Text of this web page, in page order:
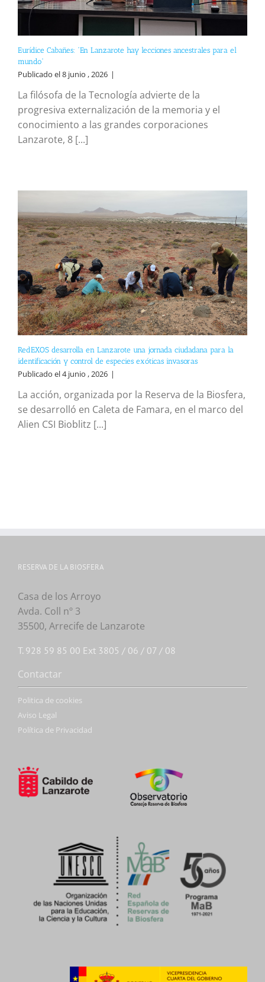
Eurídice Cabañes: “En Lanzarote hay lecciones ancestrales para el
mundo”
Publicado el 8 junio , 2026 |
La filósofa de la Tecnología advierte de la
progresiva externalización de la memoria y el
conocimiento a las grandes corporaciones
Lanzarote, 8 [...]
RedEXOS desarrolla en Lanzarote una jornada ciudadana para la
identificación y control de especies exóticas invasoras
Publicado el 4 junio , 2026 |
La acción, organizada por la Reserva de la Biosfera,
se desarrolló en Caleta de Famara, en el marco del
Alien CSI Bioblitz [...]
RESERVA DE LA BIOSFERA
Casa de los Arroyo
Avda. Coll nº 3
35500, Arrecife de Lanzarote
T. 928 59 85 00 Ext 3805 / 06 / 07 / 08
Contactar
Politica de cookies
Aviso Legal
Política de Privacidad